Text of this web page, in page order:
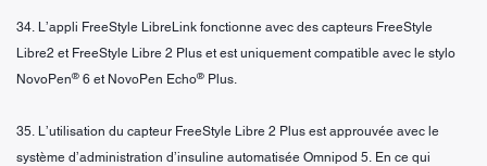
34. L’appli FreeStyle LibreLink fonctionne avec des capteurs FreeStyle
Libre2 et FreeStyle Libre 2 Plus et est uniquement compatible avec le stylo
NovoPen® 6 et NovoPen Echo® Plus.
35. L’utilisation du capteur FreeStyle Libre 2 Plus est approuvée avec le
système d’administration d’insuline automatisée Omnipod 5. En ce qui